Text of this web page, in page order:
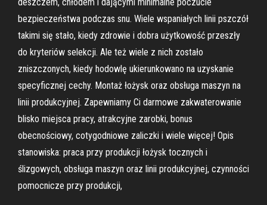
bezpieczeństwa podczas snu. Wiele wspaniałych linii pszczół
takimi się stało, kiedy zdrowie i dobra użytkowość przeszły
do kryteriów selekcji. Ale też wiele z nich zostało
zniszczonych, kiedy hodowlę ukierunkowano na uzyskanie
specyficznej cechy. Montaż łożysk oraz obsługa maszyn na
linii produkcyjnej. Zapewniamy Ci darmowe zakwaterowanie
blisko miejsca pracy, atrakcyjne zarobki, bonus
obecnościowy, cotygodniowe zaliczki i wiele więcej! Opis
stanowiska: praca przy produkcji łożysk tocznych i
ślizgowych, obsługa maszyn oraz linii produkcyjnej, czynności
pomocnicze przy produkcji,